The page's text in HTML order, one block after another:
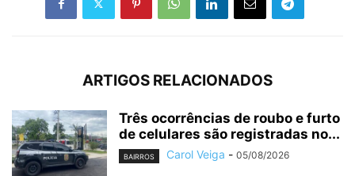
ARTIGOS RELACIONADOS
Três ocorrências de roubo e furto
de celulares são registradas no...
BAIRROS Carol Veiga - 05/08/2026